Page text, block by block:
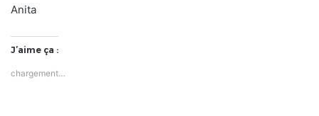
Anita
J’aime ça :
chargement…